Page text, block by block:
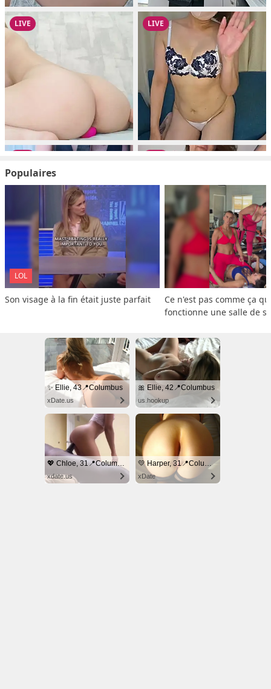
Populaires
LOL
Son visage à la fin était juste parfait
Ce n'est pas comme ça
fonctionne une salle de